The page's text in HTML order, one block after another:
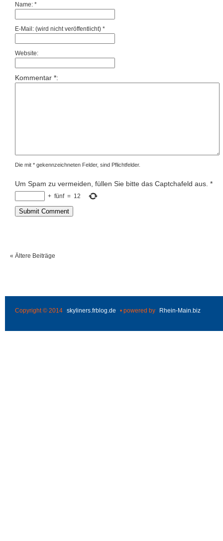
Name: *
E-Mail: (wird nicht veröffentlicht) *
Website:
Kommentar *:
Die mit * gekennzeichneten Felder, sind Pflichtfelder.
Um Spam zu vermeiden, füllen Sie bitte das Captchafeld aus. *
+ fünf = 12
« Ältere Beiträge
Copyright © 2014 skyliners.frblog.de • powered by Rhein-Main.biz